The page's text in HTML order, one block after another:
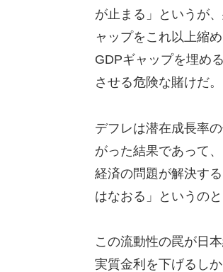
が止まる」というが
ャップをこれ以上縮
GDPギャップを埋め
させる危険な賭けだ。
デフレは潜在成長率
がった結果であって
経済の問題が解決す
はなおる」というの
この流動性の罠が日
実質金利を下げるし